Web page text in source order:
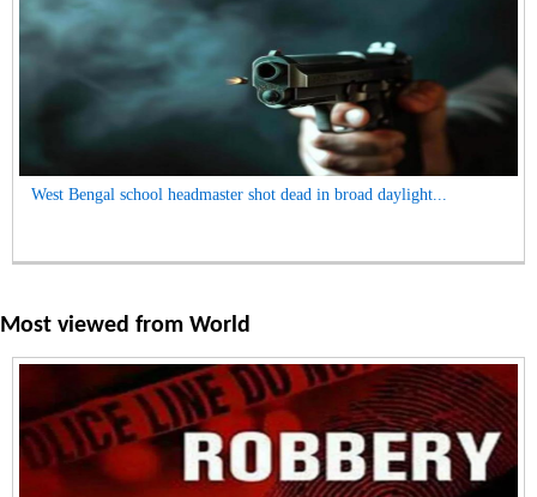
West Bengal school headmaster shot dead in broad daylight...
Most viewed from World